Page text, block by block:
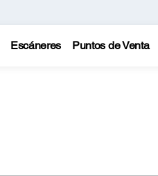
Escáneres Puntos de Venta